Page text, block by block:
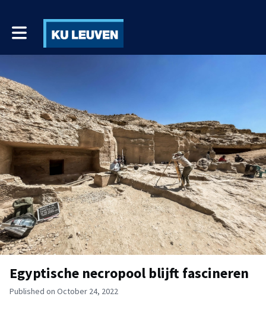
Toggle main navigation
Egyptische necropool blijft fascineren
Published on October 24, 2022